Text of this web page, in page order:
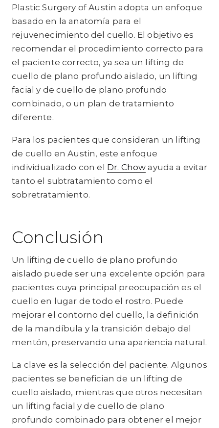
Plastic Surgery of Austin adopta un enfoque
basado en la anatomía para el
rejuvenecimiento del cuello. El objetivo es
recomendar el procedimiento correcto para
el paciente correcto, ya sea un lifting de
cuello de plano profundo aislado, un lifting
facial y de cuello de plano profundo
combinado, o un plan de tratamiento
diferente.
Para los pacientes que consideran un lifting
de cuello en Austin, este enfoque
individualizado con el Dr. Chow ayuda a evitar
tanto el subtratamiento como el
sobretratamiento.
Conclusión
Un lifting de cuello de plano profundo
aislado puede ser una excelente opción para
pacientes cuya principal preocupación es el
cuello en lugar de todo el rostro. Puede
mejorar el contorno del cuello, la definición
de la mandíbula y la transición debajo del
mentón, preservando una apariencia natural.
La clave es la selección del paciente. Algunos
pacientes se benefician de un lifting de
cuello aislado, mientras que otros necesitan
un lifting facial y de cuello de plano
profundo combinado para obtener el mejor